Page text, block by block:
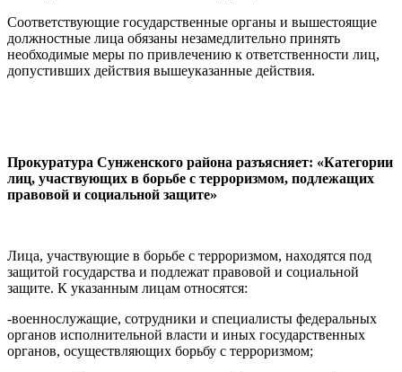
Соответствующие государственные органы и вышестоящие
должностные лица обязаны незамедлительно принять
необходимые меры по привлечению к ответственности лиц,
допустивших действия вышеуказанные действия.
Прокуратура Сунженского района разъясняет: «Категории
лиц, участвующих в борьбе с терроризмом, подлежащих
правовой и социальной защите»
Лица, участвующие в борьбе с терроризмом, находятся под
защитой государства и подлежат правовой и социальной
защите. К указанным лицам относятся:
-военнослужащие, сотрудники и специалисты федеральных
органов исполнительной власти и иных государственных
органов, осуществляющих борьбу с терроризмом;